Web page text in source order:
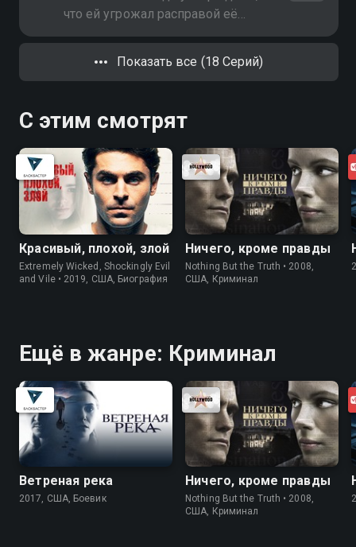
смотреть погибшие
что ей угрожал расправой её
бывший ухажёр по имени Артур.
Артура опера находят в его
квартире повесившимся. Но
опера узнают неожиданное
Показать все (18 Серий)
С этим смотрят
Красивый, плохой, злой
Extremely Wicked, Shockingly Evil
and Vile • 2019, США, Биография
Ничего, кроме правды
Nothing But the Truth • 2008,
США, Криминал
Ещё в жанре: Криминал
Ветреная река
2017, США, Боевик
Ничего, кроме правды
Nothing But the Truth • 2008,
США, Криминал